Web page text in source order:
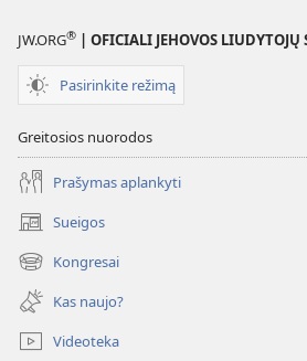
sausio
JW.ORG® | OFICIALI JEHOVOS LIUDYTOJŲ
Pasirinkite režimą
Greitosios nuorodos
Prašymas aplankyti
Sueigos
(atsiveria
naujas
langas)
Kongresai
(atsiveria
naujas
langas)
Kas naujo?
Videoteka